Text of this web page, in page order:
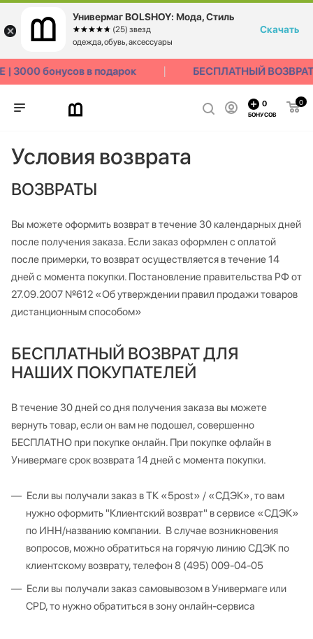
бонусов в подарок БЕСПЛАТНЫЙ ВОЗВРАТ
0
0
БОНУСОВ
Условия возврата
ВОЗВРАТЫ
Вы можете оформить возврат в течение 30 календарных дней
после получения заказа. Если заказ оформлен с оплатой
после примерки, то возврат осуществляется в течение 14
дней с момента покупки. Постановление правительства РФ от
27.09.2007 №612 «Об утверждении правил продажи товаров
дистанционным способом»
БЕСПЛАТНЫЙ ВОЗВРАТ ДЛЯ
НАШИХ ПОКУПАТЕЛЕЙ
В течение 30 дней со дня получения заказа вы можете
вернуть товар, если он вам не подошел, совершенно
БЕСПЛАТНО при покупке онлайн. При покупке офлайн в
Универмаге срок возврата 14 дней с момента покупки.
Если вы получали заказ в ТК «5post» / «СДЭК», то вам
нужно оформить "Клиентский возврат" в сервисе «СДЭК»
по ИНН/названию компании. В случае возникновения
вопросов, можно обратиться на горячую линию СДЭК по
клиентскому возврату, телефон 8 (495) 009-04-05
Если вы получали заказ самовывозом в Универмаге или
CPD, то нужно обратиться в зону онлайн-сервиса
Универмаг BOLSHOY: Мода, Стиль
☆☆☆☆☆
★★★★★ (25) звезд
одежда, обувь, аксессуары
Скачать